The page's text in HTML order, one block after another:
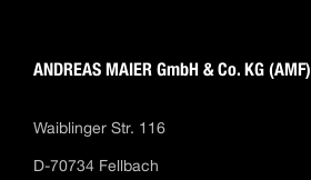
ANDREAS MAIER GmbH & Co. KG (AMF)
Waiblinger Str. 116
D-70734 Fellbach